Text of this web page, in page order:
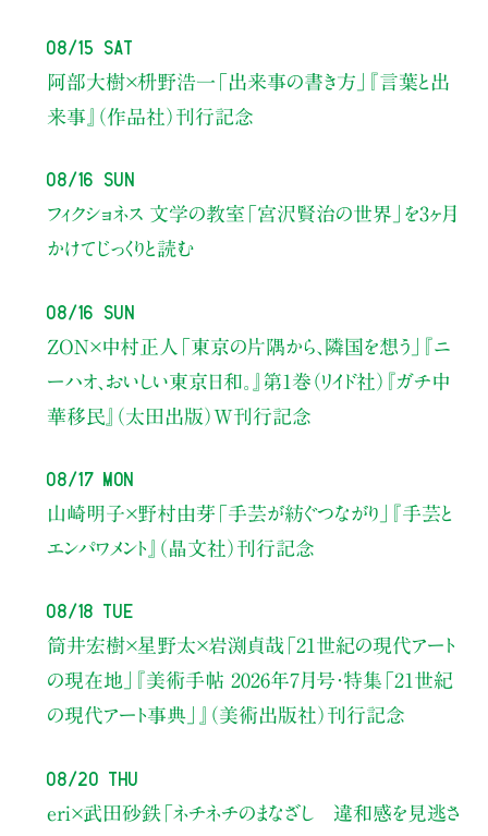
08/15 Sat
阿部大樹×枡野浩一 「出来事の書き方」
『言葉と出
来事』（作品社）刊行記念
08/16 Sun
フィクショネス 文学の教室 「宮沢賢治の世界」を3ヶ月
かけてじっくりと読む
08/16 Sun
ZON×中村正人 「東京の片隅から、隣国を想う」
『ニ
ーハオ、おいしい東京日和。』第1巻（リイド社） 『ガチ中
華移民』（太田出版）W刊行記念
08/17 Mon
山崎明子×野村由芽 「手芸が紡ぐつながり」
『手芸と
エンパワメント』（晶文社）刊行記念
08/18 Tue
筒井宏樹×星野太×岩渕貞哉 「21世紀の現代アート
の現在地」
『美術手帖 2026年7月号・特集「21世紀
の現代アート事典」』（美術出版社）刊行記念
08/20 Thu
eri×武田砂鉄「ネチネチのまなざし 違和感を見逃さ